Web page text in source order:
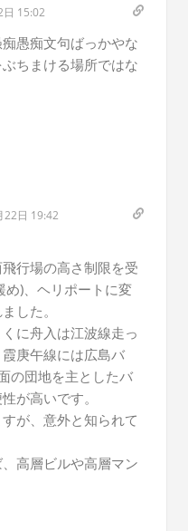
15:02
愚痴文句ばっかやな
ちまける場所ではな
22日 19:42
行場の高さ制限を受
め)、ヘリポートに変
した。
に舟入は江波線走っ
庚午線には広島バ
の団地を主としたバ
が高いです。
が、意外と知られて
高層ビルや高層マン